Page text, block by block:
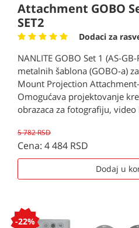
Attachment GOBO
SET2
Dodaci za
NANLITE GOBO Set 1 (AS-
metalnih šablona (GOBO-a)
Mount Projection
Omogućava projektovanje
obrazaca za fotografiju, video
5 782 RSD
Cena: 4 484 RSD
Dodaj u
-22%